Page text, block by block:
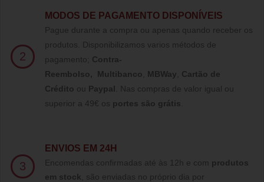
2
MODOS DE PAGAMENTO DISPONÍVEIS
Pague durante a compra ou apenas quando receber os
produtos. Disponibilizamos varios métodos de
pagamento; Contra-
Reembolso, Multibanco MBWay
Cartão de
Crédito ou Paypal
Nas compras de valor igual ou
superior a 49€ os portes são grátis
3
ENVIOS EM 24H
Encomendas confirmadas até às 12h e com produtos
em stock , são enviadas no próprio dia por